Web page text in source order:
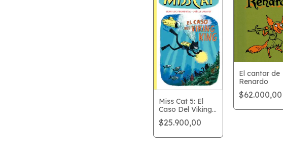
Miss Cat 5: El
Caso Del Viking
King
$25.900,00
El cantar de
Renardo
$62.000,00